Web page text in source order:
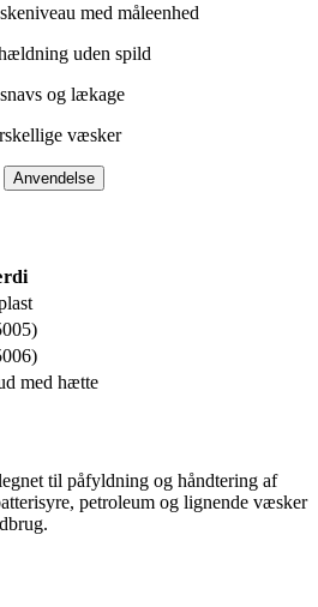
med måleenhed
uden spild
og lækage
væsker
Anvendelse
med hætte
til påfyldning og håndtering af
petroleum og lignende væsker